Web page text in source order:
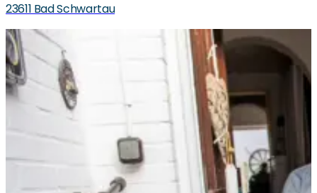
23611 Bad Schwartau